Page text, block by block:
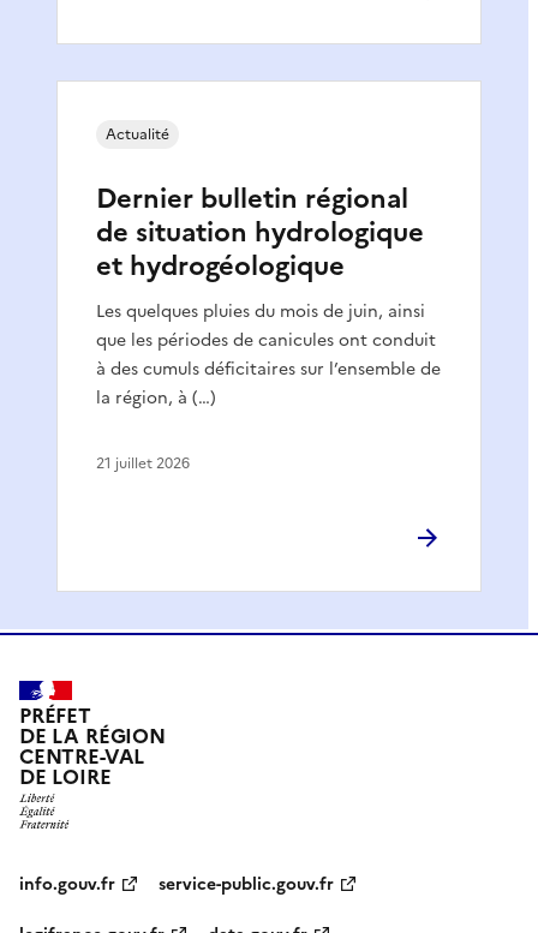
Dernier bulletin régional
de situation hydrologique
et hydrogéologique
Les quelques pluies du mois de juin, ainsi
que les périodes de canicules ont conduit
à des cumuls déficitaires sur l’ensemble de
la région, à (…)
Actualité
21 juillet 2026
PRÉFET
DE LA RÉGION
CENTRE-VAL
DE LOIRE
info.gouv.fr
service-public.gouv.fr